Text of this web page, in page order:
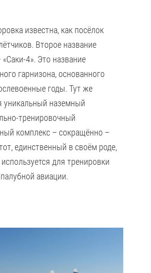
известна, как посёлок
Второе название
«Саки-4». Это название
гарнизона, основанного
годы. Тут же
уникальный наземный
тренировочный
комплекс – сокращённо –
единственный в своём роде,
для тренировки
авиации.